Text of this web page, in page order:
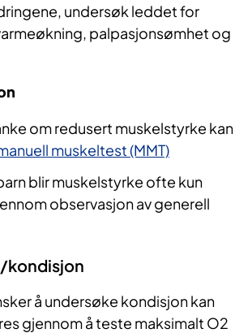
undersøk leddet for
palpasjonsømhet og
om redusert muskelstyrke kan
muskeltest (MMT)
blir muskelstyrke ofte kun
observasjon av generell
kondisjon
å undersøke kondisjon kan
gjennom å teste maksimalt O2